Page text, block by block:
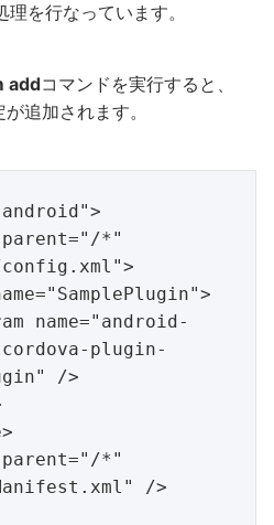
を行なっています。
addコマンドを実行すると、
追加されます。
plugin-
/>
/>